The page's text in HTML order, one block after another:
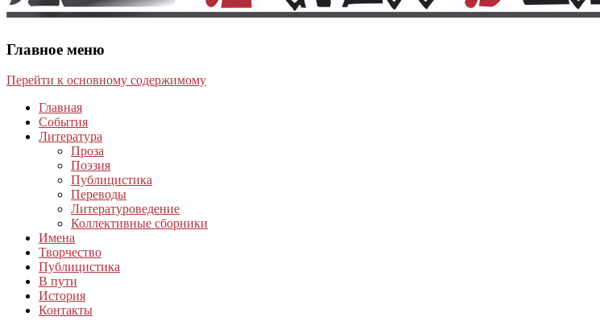
Главное меню
Перейти к основному содержимому
Главная
События
Литература
Проза
Поэзия
Публицистика
Переводы
Литературоведение
Коллективные сборники
Имена
Творчество
Публицистика
В пути
История
Контакты